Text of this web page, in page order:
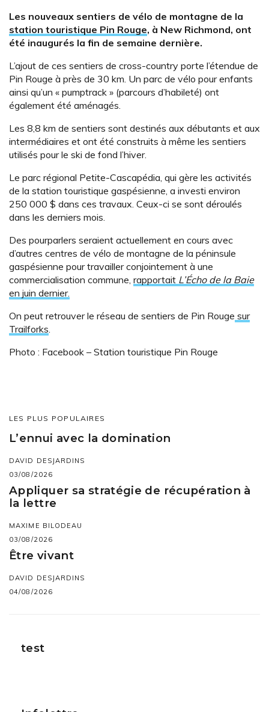
Les nouveaux sentiers de vélo de montagne de la
station touristique Pin Rouge, à New Richmond, ont
été inaugurés la fin de semaine dernière.
L’ajout de ces sentiers de cross-country porte l’étendue de
Pin Rouge à près de 30 km. Un parc de vélo pour enfants
ainsi qu’un « pumptrack » (parcours d’habileté) ont
également été aménagés.
Les 8,8 km de sentiers sont destinés aux débutants et aux
intermédiaires et ont été construits à même les sentiers
utilisés pour le ski de fond l’hiver.
Le parc régional Petite-Cascapédia, qui gère les activités
de la station touristique gaspésienne, a investi environ
250 000 $ dans ces travaux. Ceux-ci se sont déroulés
dans les derniers mois.
Des pourparlers seraient actuellement en cours avec
d’autres centres de vélo de montagne de la péninsule
gaspésienne pour travailler conjointement à une
commercialisation commune, rapportait L’Écho de la Baie
en juin dernier.
On peut retrouver le réseau de sentiers de Pin Rouge sur
Trailforks
Photo : Facebook – Station touristique Pin Rouge
LES PLUS POPULAIRES
L’ennui avec la domination
DAVID DESJARDINS
03/08/2026
Appliquer sa stratégie de récupération à
la lettre
MAXIME BILODEAU
03/08/2026
Être vivant
DAVID DESJARDINS
04/08/2026
test